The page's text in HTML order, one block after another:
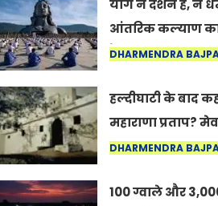
योग न दर्शन है, न
आंतरिक कल्याण का
है: अंतरराष्ट्रीय योग
DHARMENDRA
हल्दीघाटी के बाद
महाराणा प्रताप?
इतिहास का वह
में जीवित है
DHARMENDRA
100 ग्वाले और